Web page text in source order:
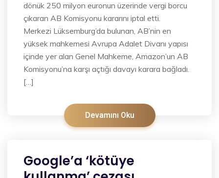
dönük 250 milyon euronun üzerinde vergi borcu
çıkaran AB Komisyonu kararını iptal etti.
Merkezi Lüksemburg’da bulunan, AB’nin en
yüksek mahkemesi Avrupa Adalet Divanı yapısı
içinde yer alan Genel Mahkeme, Amazon’un AB
Komisyonu’na karşı açtığı davayı karara bağladı.
[…]
Devamını Oku
Google’a ‘kötüye